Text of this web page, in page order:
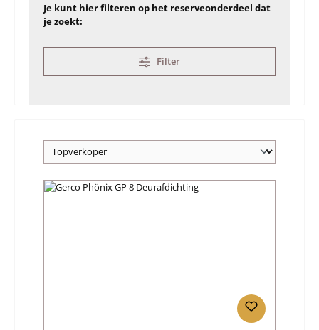
Je kunt hier filteren op het reserveonderdeel dat
je zoekt:
Filter